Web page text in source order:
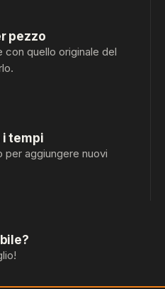
pezzo
quello originale del
i tempi
per aggiungere nuovi